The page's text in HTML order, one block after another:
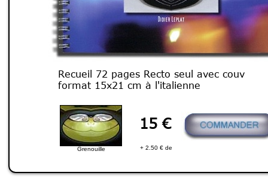
Recueil 72 pages Recto seul avec couv
format 15x21 cm à l'italienne
Grenouille
15 €
+ 2.50 € de